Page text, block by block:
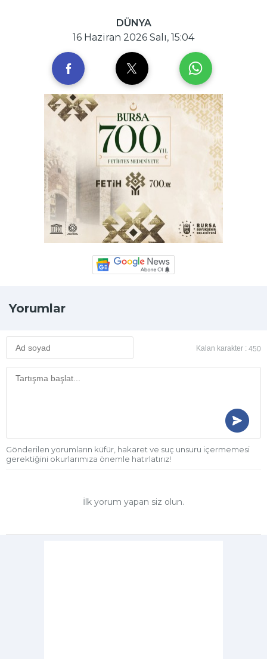
DÜNYA
16 Haziran 2026 Salı, 15:04
Yorumlar
Kalan karakter : 450
Gönderilen yorumların küfür, hakaret ve suç unsuru içermemesi
gerektiğini okurlarımıza önemle hatırlatırız!
İlk yorum yapan siz olun.